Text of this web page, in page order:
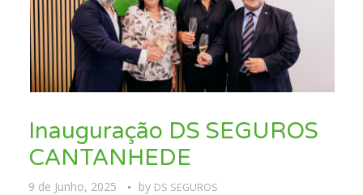
Inauguração DS SEGUROS
CANTANHEDE
9 de Junho, 2025 by DS SEGUROS